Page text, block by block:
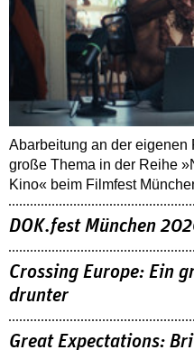
Abarbeitung an der eigenen
große Thema in der Reihe
Kino« beim Filmfest
DOK.fest München
Crossing Europe: Ein
drunter
Great Expectations: